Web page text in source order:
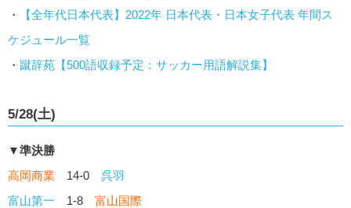
・
【全年代日本代表】2022年 日本代表・日本女子代表 年間ス
ケジュール一覧
・ 蹴辞苑【500語収録予定：サッカー用語解説集】
5/28(土)
▼準決勝
高岡商業 14-0 呉羽
富山第一 1-8 富山国際